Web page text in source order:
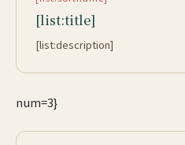
[list:title]
[list:description]
num=3}